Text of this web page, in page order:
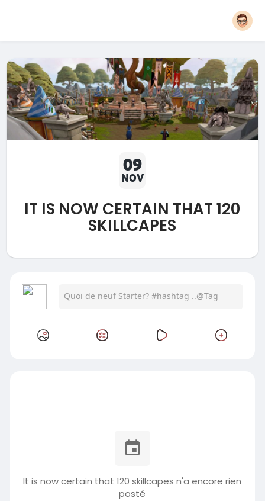
09
NOV
IT IS NOW CERTAIN THAT 120
SKILLCAPES
It is now certain that 120 skillcapes n'a encore rien
posté